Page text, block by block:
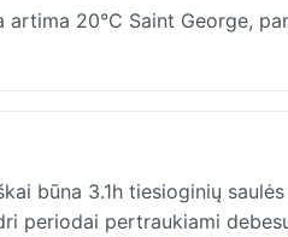
20°C Saint George,
būna 3.1h tiesioginių
periodai pertraukiami